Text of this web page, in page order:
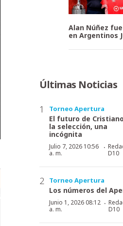
Alan Núñez
en Argentinos
Últimas Noticias
Torneo Apertura
El futuro de
la selección, una
incógnita
Julio 7, 2026 10:56
a. m.
·
D10
Torneo Apertura
Los números del
Junio 1, 2026 08:12
a. m.
·
D10